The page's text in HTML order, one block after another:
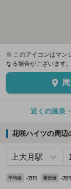
※ このアイコンはマン
なる場合がございます
近くの温泉
花咲ハイツの周辺
平均値 -万円 最安値 -万円